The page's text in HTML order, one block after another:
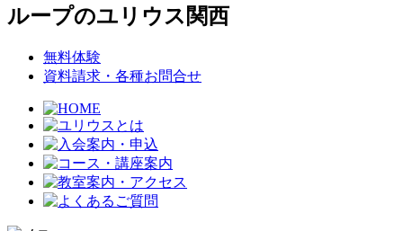
ループのユリウス関西
無料体験
資料請求・各種お問合せ